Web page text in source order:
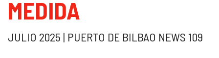
MEDIDA
JULIO 2025 | PUERTO DE BILBAO NEWS 109